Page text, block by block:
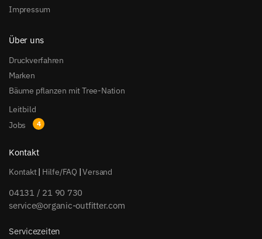
Impressum
Über uns
Druckverfahren
Marken
Bäume pflanzen mit Tree-Nation
Leitbild
Jobs
Kontakt
Kontakt| Hilfe/FAQ |Versand
04131 / 21 90 730
service@organic-outfitter.com
Servicezeiten